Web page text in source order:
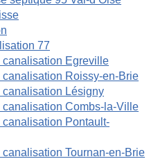
77
canalisation Egreville
canalisation Roissy-en-Brie
canalisation Lésigny
canalisation Combs-la-Ville
canalisation Pontault-
Tournan-en-Brie